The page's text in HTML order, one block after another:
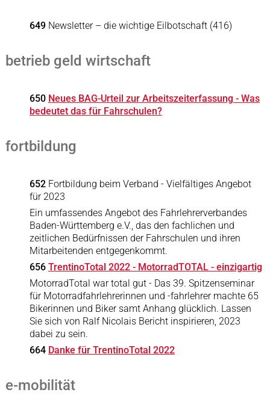
649 Newsletter – die wichtige Eilbotschaft (416)
betrieb geld wirtschaft
650 Neues BAG-Urteil zur Arbeitszeiterfassung - Was
bedeutet das für Fahrschulen?
fortbildung
652 Fortbildung beim Verband - Vielfältiges Angebot
für 2023
Ein umfassendes Angebot des Fahrlehrerverbandes
Baden-Württemberg e.V., das den fachlichen und
zeitlichen Bedürfnissen der Fahrschulen und ihren
Mitarbeitenden entgegenkommt.
656 TrentinoTotal 2022 - MotorradTOTAL - einzigartig
MotorradTotal war total gut - Das 39. Spitzenseminar
für Motorradfahrlehrerinnen und -fahrlehrer machte 65
Bikerinnen und Biker samt Anhang glücklich. Lassen
Sie sich von Ralf Nicolais Bericht inspirieren, 2023
dabei zu sein.
664 Danke für TrentinoTotal 2022
e-mobilität